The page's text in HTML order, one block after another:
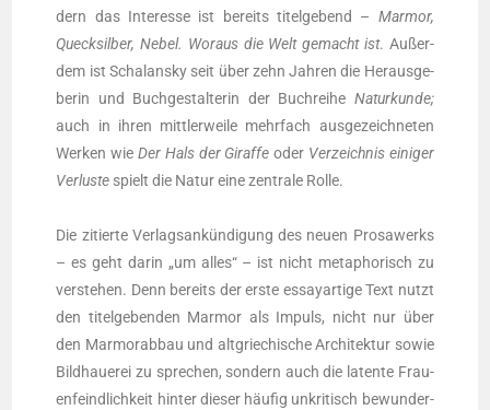
dern das Inter­es­se ist bereits titel­ge­bend – Mar­mor,
Queck­sil­ber, Nebel. Wor­aus die Welt gemacht ist. Außer­
dem ist Schal­an­sky seit über zehn Jah­ren die Her­aus­ge­
be­rin und Buch­ge­stal­te­rin der Buch­rei­he Natur­kun­de;
auch in ihren mitt­ler­wei­le mehr­fach aus­ge­zeich­ne­ten
Wer­ken wie Der Hals der Giraf­feoder Ver­zeich­nis eini­ger
Ver­lus­te spielt die Natur eine zen­tra­le Rol­le.
Die zitier­te Ver­lags­an­kün­di­gung des neu­en Pro­sa­werks
– es geht dar­in „um alles“ – ist nicht meta­pho­risch zu
ver­ste­hen. Denn bereits der ers­te essay­ar­ti­ge Text nutzt
den titel­ge­ben­den Mar­mor als Impuls, nicht nur über
den Mar­mor­ab­bau und alt­grie­chi­sche Archi­tek­tur sowie
Bild­haue­rei zu spre­chen, son­dern auch die laten­te Frau­
en­feind­lich­keit hin­ter die­ser häu­fig unkri­tisch bewun­der­